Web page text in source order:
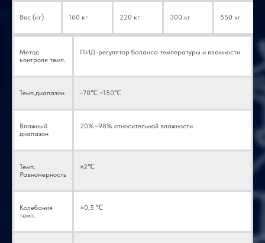
Вес (кг) 160 кг 220 кг 300 кг 550 кг
Метод
контроля темп.
ПИД-регулятор баланса температуры и влажности
Темп.диапазон -70℃ ~150℃
Влажный
диапазон
20%~98% относительной влажности
Темп.
Равномерность
±2℃
Колебания
темп.
±0,5 ℃